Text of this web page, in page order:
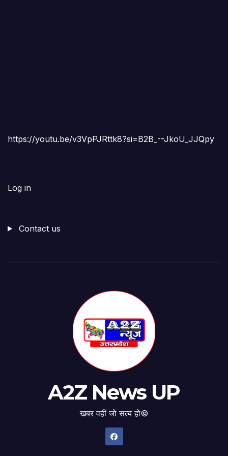
https://youtu.be/v3VpPJRttk8?si=B2B_--JkoU_JJQpy
Log in
Contact us
A2Z News UP
खबर वहीं जो सत्य हो©